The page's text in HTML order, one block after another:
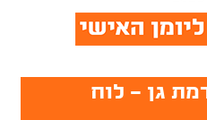
גן - לוח